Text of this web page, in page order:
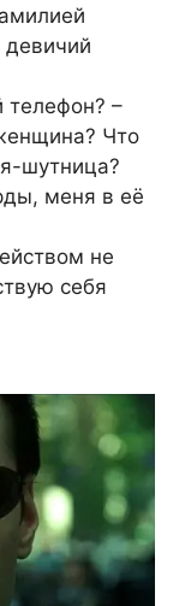
девичий
телефон? –
Что
шутница?
меня в её
не
себя